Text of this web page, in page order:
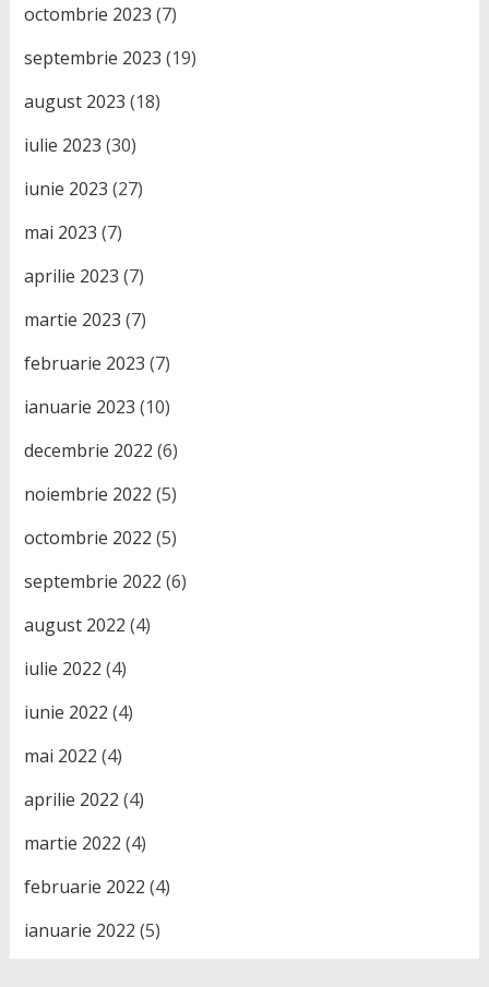
octombrie 2023 (7)
septembrie 2023 (19)
august 2023 (18)
iulie 2023 (30)
iunie 2023 (27)
mai 2023 (7)
aprilie 2023 (7)
martie 2023 (7)
februarie 2023 (7)
ianuarie 2023 (10)
decembrie 2022 (6)
noiembrie 2022 (5)
octombrie 2022 (5)
septembrie 2022 (6)
august 2022 (4)
iulie 2022 (4)
iunie 2022 (4)
mai 2022 (4)
aprilie 2022 (4)
martie 2022 (4)
februarie 2022 (4)
ianuarie 2022 (5)